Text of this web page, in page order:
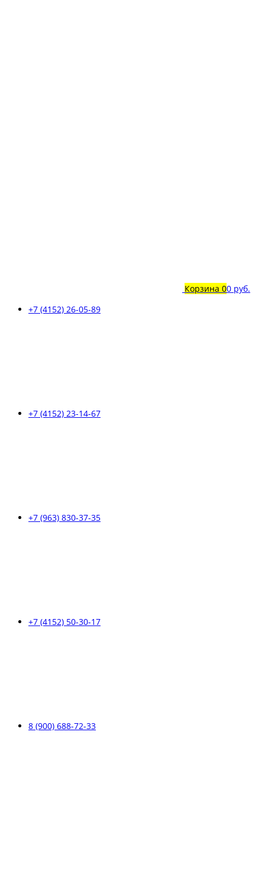
Корзина 00 руб.
+7 (4152) 26-05-89
+7 (4152) 23-14-67
+7 (963) 830-37-35
+7 (4152) 50-30-17
8 (900) 688-72-33